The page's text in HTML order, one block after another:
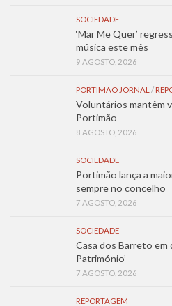
SOCIEDADE
‘Mar Me Quer’
música este mês
9 AGOSTO, 2026
PORTIMÃO JORNAL /
Voluntários mantêm
Portimão
8 AGOSTO, 2026
SOCIEDADE
Portimão lança a
sempre no concelho
7 AGOSTO, 2026
SOCIEDADE
Casa dos Barreto em
Património’
7 AGOSTO, 2026
REPORTAGEM